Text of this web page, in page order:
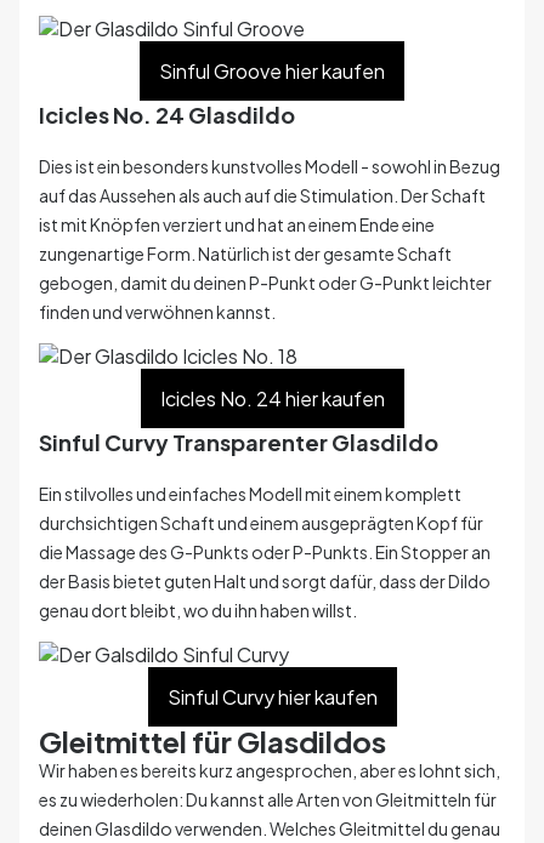
Sinful Groove hier kaufen
Icicles No. 24 Glasdildo
Dies ist ein besonders kunstvolles Modell - sowohl in Bezug
auf das Aussehen als auch auf die Stimulation. Der Schaft
ist mit Knöpfen verziert und hat an einem Ende eine
zungenartige Form. Natürlich ist der gesamte Schaft
gebogen, damit du deinen P-Punkt oder G-Punkt leichter
finden und verwöhnen kannst.
Icicles No. 24 hier kaufen
Sinful Curvy Transparenter Glasdildo
Ein stilvolles und einfaches Modell mit einem komplett
durchsichtigen Schaft und einem ausgeprägten Kopf für
die Massage des G-Punkts oder P-Punkts. Ein Stopper an
der Basis bietet guten Halt und sorgt dafür, dass der Dildo
genau dort bleibt, wo du ihn haben willst.
Sinful Curvy hier kaufen
Gleitmittel für Glasdildos
Wir haben es bereits kurz angesprochen, aber es lohnt sich,
es zu wiederholen: Du kannst alle Arten von Gleitmitteln für
deinen Glasdildo verwenden. Welches Gleitmittel du genau